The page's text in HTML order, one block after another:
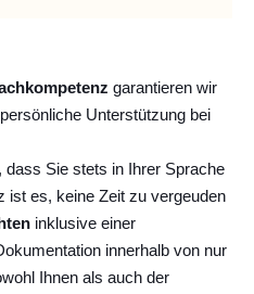
garantieren wir
Unterstützung bei
dass Sie stets in Ihrer Sprache
ist es, keine Zeit zu vergeuden
inklusive einer
innerhalb von nur
Ihnen als auch der